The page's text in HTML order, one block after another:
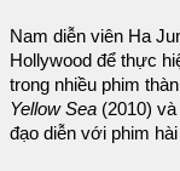
Nam diễn viên Ha
Hollywood để thực
trong nhiều phim
Yellow Sea (2010) và
đạo diễn với phim hài